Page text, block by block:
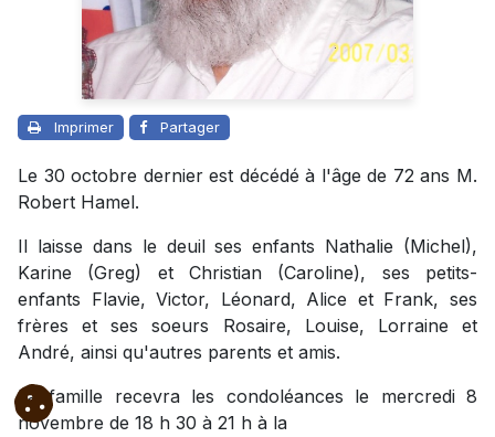
Imprimer Partager
Le 30 octobre dernier est décédé à l'âge de 72 ans M.
Robert Hamel.
Il laisse dans le deuil ses enfants Nathalie (Michel),
Karine (Greg) et Christian (Caroline), ses petits-
enfants Flavie, Victor, Léonard, Alice et Frank, ses
frères et ses soeurs Rosaire, Louise, Lorraine et
André, ainsi qu'autres parents et amis.
La famille recevra les condoléances le mercredi 8
novembre de 18 h 30 à 21 h à la